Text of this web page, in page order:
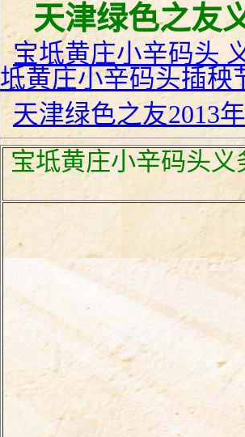
天津绿色之友
宝坻黄庄小辛码头
坻黄庄小辛码头插秧
天津绿色之友2013
宝坻黄庄小辛码头义